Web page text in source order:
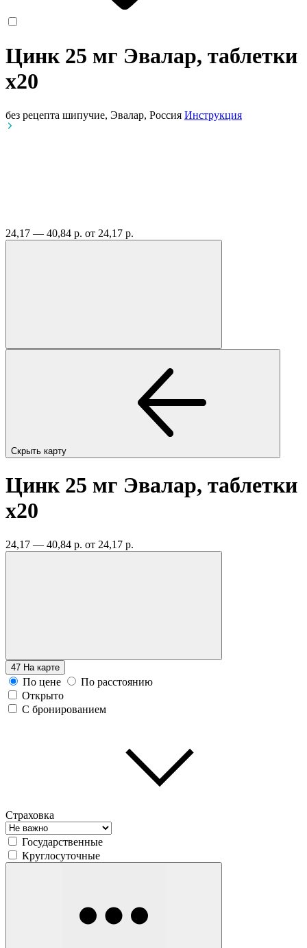
Цинк 25 мг Эвалар, таблетки
x20
без рецепта шипучие, Эвалар, Россия Инструкция
24,17 — 40,84 р. от 24,17 р.
Скрыть карту
Цинк 25 мг Эвалар, таблетки
x20
24,17 — 40,84 р. от 24,17 р.
47 На карте
По цене
По расстоянию
Открыто
С бронированием
Страховка
Государственные
Круглосуточные